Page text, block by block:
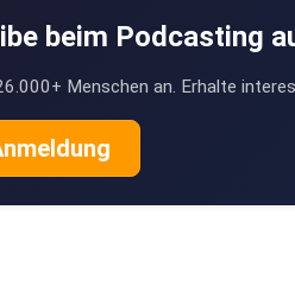
beim Podcasting
Menschen an. Erhalte